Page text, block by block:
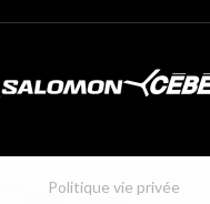
Politique vie privée